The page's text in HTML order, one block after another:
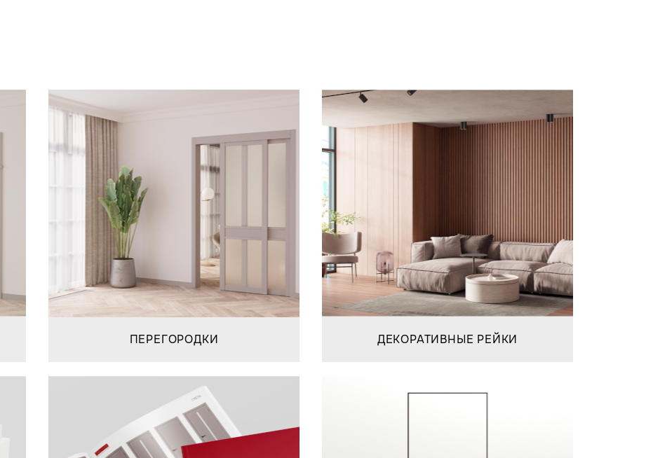
ПЕРЕГОРОДКИ ДЕКОРАТИВНЫЕ РЕЙКИ